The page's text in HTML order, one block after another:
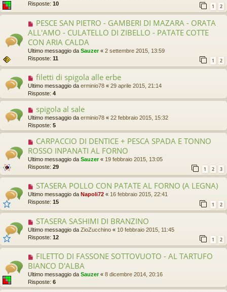
Risposte: 10 1 2
PESCE SAN PIETRO - GAMBERI DI MAZARA - ORATA
ALL'AMO - CULATELLO DI ZIBELLO - PATATE COTTE
CON ARIA CALDA
Ultimo messaggio da Sauzer« 2 settembre 2015, 13:59
Risposte: 11 1 2
filetti di spigola alle erbe
Ultimo messaggio da erminio78 « 29 aprile 2015, 21:14
Risposte: 4
spigola al sale
Ultimo messaggio da erminio78 « 22 febbraio 2015, 15:32
Risposte: 5
CARPACCIO DI DENTICE + PESCA SPADA E TONNO
ROSSO INPANATI AL FORNO
Ultimo messaggio da Sauzer« 19 febbraio 2015, 13:05
Risposte: 29 1 2 3
STASERA POLLO CON PATATE AL FORNO (A LEGNA)
Ultimo messaggio da Napoli72 « 16 febbraio 2015, 22:41
Risposte: 15 1 2
STASERA SASHIMI DI BRANZINO
Ultimo messaggio da ZioZucchino « 10 febbraio 2015, 11:45
Risposte: 12 1 2
FILETTO DI FASSONE SOTTOVUOTO - AL TARTUFO
BIANCO D'ALBA
Ultimo messaggio da Sauzer« 8 dicembre 2014, 20:16
Risposte: 6